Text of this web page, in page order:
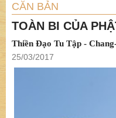
CĂN BẢN
TOÀN BI CỦA
Thiền Đạo Tu Tập -
25/03/2017